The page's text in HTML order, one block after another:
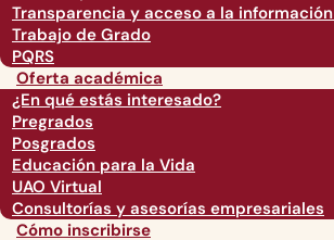
Transparencia y acceso a la
Trabajo de Grado
PQRS
Oferta académica
¿En qué estás interesado?
Pregrados
Posgrados
Educación para la Vida
UAO Virtual
Consultorías y asesorías empresariales
Cómo inscribirse